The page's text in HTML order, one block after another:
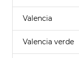
Valencia
Valencia verde